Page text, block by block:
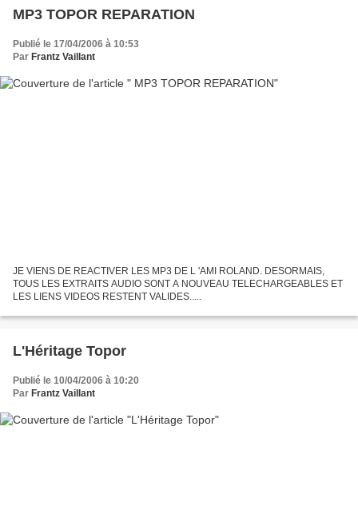
MP3 TOPOR REPARATION
Publié le 17/04/2006 à 10:53
Par Frantz Vaillant
JE VIENS DE REACTIVER LES MP3 DE L 'AMI ROLAND. DESORMAIS,
TOUS LES EXTRAITS AUDIO SONT A NOUVEAU TELECHARGEABLES ET
LES LIENS VIDEOS RESTENT VALIDES.....
L'Héritage Topor
Publié le 10/04/2006 à 10:20
Par Frantz Vaillant